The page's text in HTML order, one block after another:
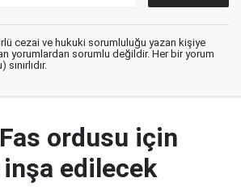
cezai ve hukuki sorumluluğu yazan kişiye
yorumlardan sorumlu değildir. Her bir yorum
ordusu için
edilecek